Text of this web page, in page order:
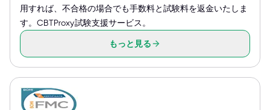
用すれば、不合格の場合でも手数料と試験料を返金いたしま
す。CBTProxy試験支援サービス。
もっと見る